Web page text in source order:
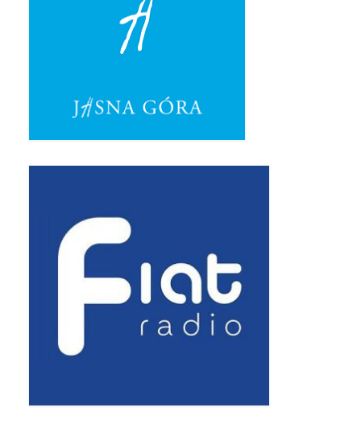
Opłatek Wspólnot Parafialnych
Galerie 2019
Triduum St. Kostka 2019
Boże Ciało – 20 czerwca 2019
Pierwsza Komunia Święta 2019
Imieniny Ks Kanonika
Wigilia Paschalna 2019
Wielki Piątek 2019